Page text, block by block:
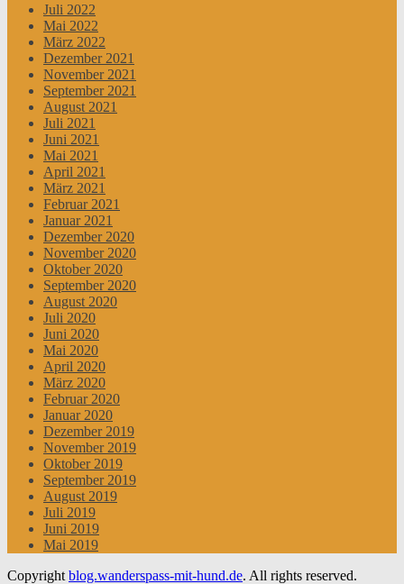
Juli 2022
Mai 2022
März 2022
Dezember 2021
November 2021
September 2021
August 2021
Juli 2021
Juni 2021
Mai 2021
April 2021
März 2021
Februar 2021
Januar 2021
Dezember 2020
November 2020
Oktober 2020
September 2020
August 2020
Juli 2020
Juni 2020
Mai 2020
April 2020
März 2020
Februar 2020
Januar 2020
Dezember 2019
November 2019
Oktober 2019
September 2019
August 2019
Juli 2019
Juni 2019
Mai 2019
Copyright blog.wanderspass-mit-hund.de. All rights reserved.